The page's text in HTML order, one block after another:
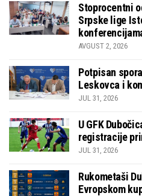
Stoprocentni
Srpske lige
AVGUST 2, 2026
Potpisan
Leskovca i
JUL 31, 2026
U GFK
registracije
JUL 31, 2026
Rukometaši
Evropskom